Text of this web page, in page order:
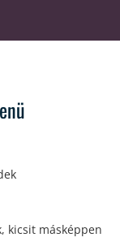
kicsit másképpen